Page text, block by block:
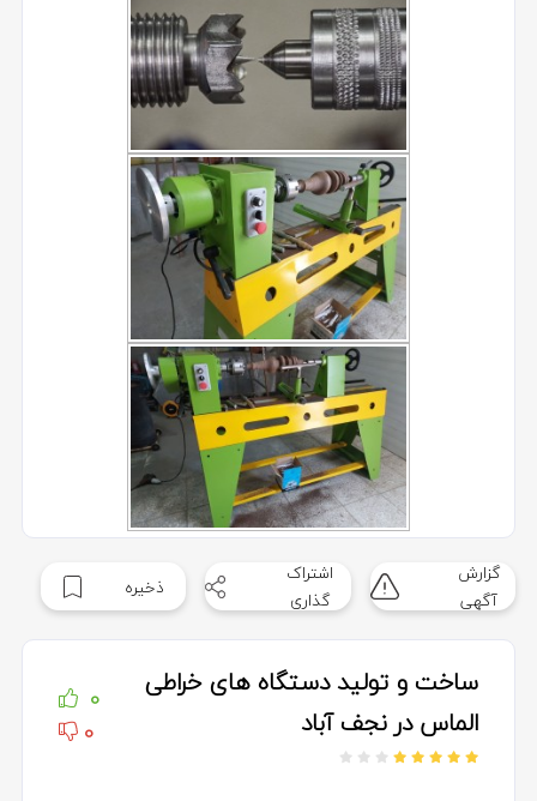
گزارش
آگهی
اشتراک
گذاری
ذخیره
ساخت و تولید دستگاه های خراطی
الماس در نجف آباد
0
0